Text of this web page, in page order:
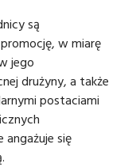
są
w miarę
jego
drużyny, a także
postaciami
angażuje się